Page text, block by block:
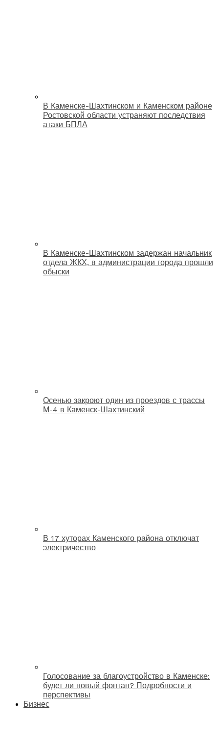
В Каменске-Шахтинском и Каменском районе
Ростовской области устраняют последствия
атаки БПЛА
В Каменске-Шахтинском задержан начальник
отдела ЖКХ, в администрации города прошли
обыски
Осенью закроют один из проездов с трассы
М-4 в Каменск-Шахтинский
В 17 хуторах Каменского района отключат
электричество
Голосование за благоустройство в Каменске:
будет ли новый фонтан? Подробности и
перспективы
Бизнес